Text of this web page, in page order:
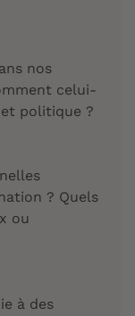
nos
celui-
politique ?
? Quels
ou
à des